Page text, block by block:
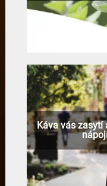
Káva vás zasytí